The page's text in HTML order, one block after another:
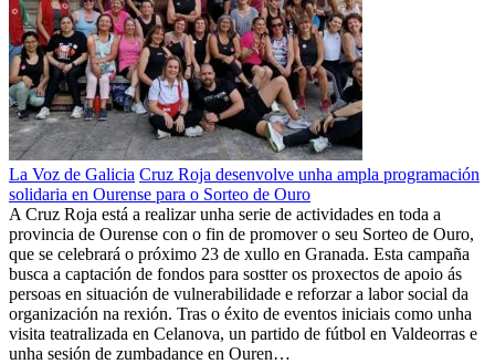
La Voz de Galicia Cruz Roja desenvolve unha ampla programación
solidaria en Ourense para o Sorteo de Ouro
A Cruz Roja está a realizar unha serie de actividades en toda a
provincia de Ourense con o fin de promover o seu Sorteo de Ouro,
que se celebrará o próximo 23 de xullo en Granada. Esta campaña
busca a captación de fondos para sostter os proxectos de apoio ás
persoas en situación de vulnerabilidade e reforzar a labor social da
organización na rexión. Tras o éxito de eventos iniciais como unha
visita teatralizada en Celanova, un partido de fútbol en Valdeorras e
unha sesión de zumbadance en Ouren…